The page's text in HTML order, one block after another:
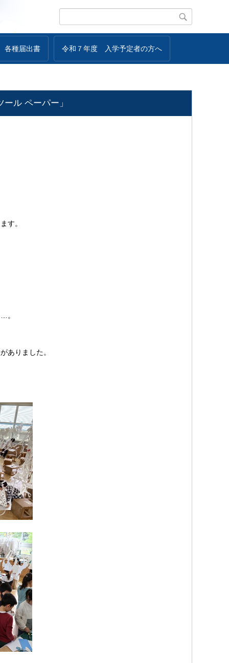
各種届出書 令和７年度 入学予定者の方へ
ル ペーパー」
す。
。
ありました。